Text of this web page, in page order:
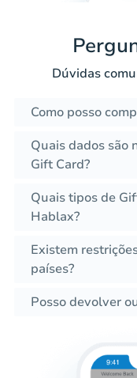
Dúvidas
Como posso
Quais dados são
Gift Card?
Quais tipos de
Hablax?
Existem
países?
Posso devolver